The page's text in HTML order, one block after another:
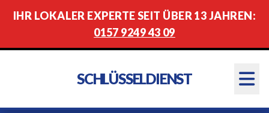
IHR LOKALER EXPERTE SEIT ÜBER 13 JAHREN:
0157 9249 43 09
SCHLÜSSELDIENST